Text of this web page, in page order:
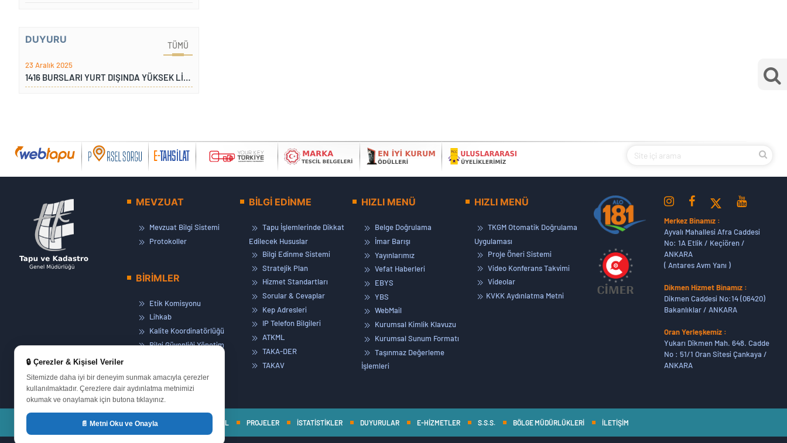
DUYURU
TÜMÜ
23 Aralık 2025
1416 BURSLARI YURT DIŞINDA YÜKSEK LİSANS VE DOKTORA PROGRAMI
🔒 Çerezler & Kişisel Veriler
Sitemizde daha iyi bir deneyim sunmak amacıyla çerezler
kullanılmaktadır. Çerezlere dair aydınlatma metnimizi
okumak ve onaylamak için butona tıklayınız.
📄 Metni Oku ve Onayla
MEVZUAT
Mevzuat Bilgi Sistemi
Protokoller
BİRİMLER
Etik Komisyonu
Lihkab
Kalite Koordinatörlüğü
Bilgi Güvenliği Yönetim
Eğitim Müdürlüğü
BİLGİ EDİNME
Tapu İşlemlerinde Dikkat
Edilecek Hususlar
Bilgi Edinme Sistemi
Stratejik Plan
Hizmet Standartları
Sorular & Cevaplar
Kep Adresleri
IP Telefon Bilgileri
ATKML
TAKA-DER
TAKAV
HIZLI MENÜ
Belge Doğrulama
İmar Barışı
Yayınlarımız
Vefat Haberleri
EBYS
YBS
WebMail
Kurumsal Kimlik Klavuzu
Kurumsal Sunum Formatı
Taşınmaz Değerleme
İşlemleri
HIZLI MENÜ
TKGM Otomatik Doğrulama
Uygulaması
Proje Öneri Sistemi
Video Konferans Takvimi
Videolar
KVKK Aydınlatma Metni
Merkez Binamız :
Ayvalı Mahallesi Afra Caddesi
No: 1A Etlik / Keçiören /
ANKARA
( Antares Avm Yanı )
Dikmen Hizmet Binamız :
Dikmen Caddesi No:14 (06420)
Bakanlıklar / ANKARA
Oran Yerleşkemiz :
Yukarı Dikmen Mah. 648. Cadde
No : 51/1 Oran Sitesi Çankaya /
ANKARA
ANASAYFA KURUMSAL PROJELER İSTATİSTİKLER DUYURULAR E-HİZMETLER S.S.S. BÖLGE MÜDÜRLÜKLERİ İLETİŞİM